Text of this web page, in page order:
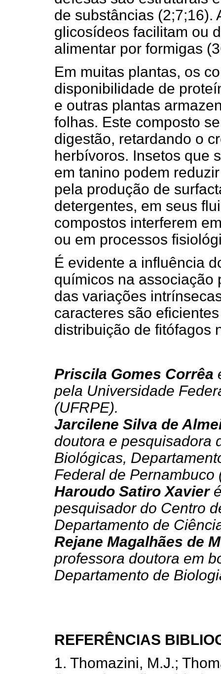
de substâncias (2;7;16).
glicosídeos facilitam ou
alimentar por formigas
Em muitas plantas, os
disponibilidade de
e outras plantas
folhas. Este composto
digestão, retardando o
herbívoros. Insetos que
em tanino podem
pela produção de
detergentes, em seus
compostos interferem
ou em processos
É evidente a influência
químicos na associação
das variações
caracteres são
distribuição de fitófagos
Priscila Gomes Corrêa
pela Universidade
(UFRPE).
Jarcilene Silva de
doutora e pesquisadora
Biológicas,
Federal de Pernambuco
Haroudo Satiro Xavier
pesquisador do Centro
Departamento de
Rejane Magalhães de
professora doutora em
Departamento de
REFERÊNCIAS
1. Thomazini, M.J.;